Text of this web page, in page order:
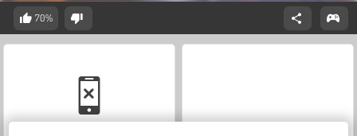
70%